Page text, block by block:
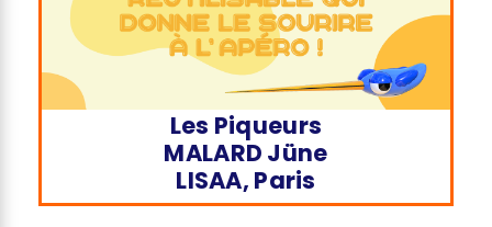
Les Piqueurs
MALARD Jüne
LISAA, Paris